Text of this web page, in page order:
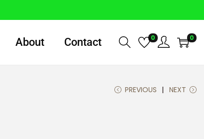
About Contact 0 0
PREVIOUS NEXT